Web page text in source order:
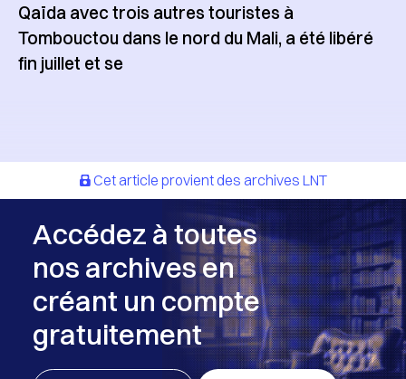
Qaïda avec trois autres touristes à
Tombouctou dans le nord du Mali, a été libéré
fin juillet et se
Cet article provient des archives LNT
Accédez à toutes
nos archives en
créant un compte
gratuitement